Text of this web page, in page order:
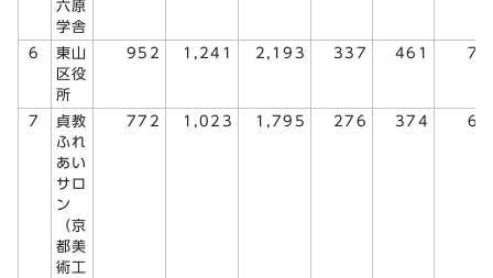
六原
学舎
6
東山
区役
所
952 1,241 2,193 337 461
7
貞教
ふれ
あい
サロ
ン
（京
都美
術工
772 1,023 1,795 276 374